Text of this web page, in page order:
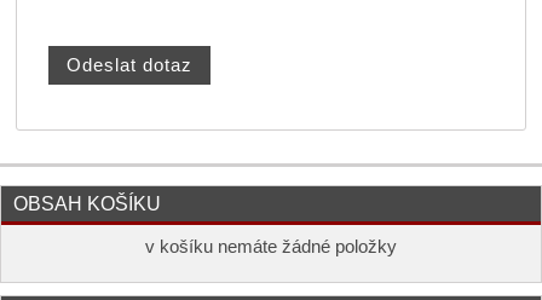
OBSAH KOŠÍKU
v košíku nemáte žádné položky